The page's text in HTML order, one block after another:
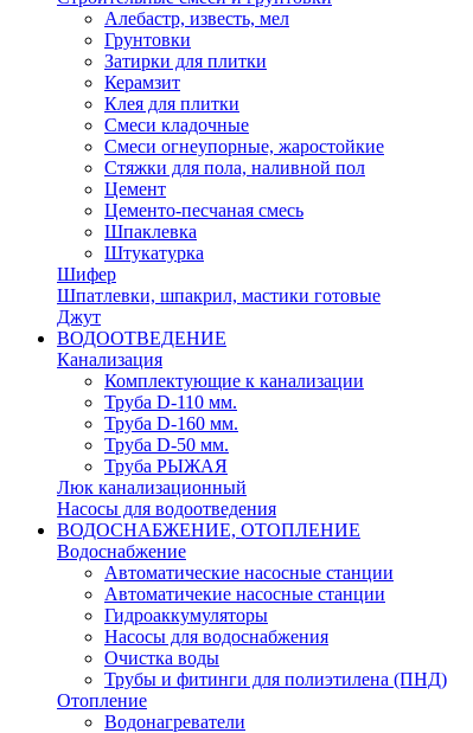
Алебастр, известь, мел
Грунтовки
Затирки для плитки
Керамзит
Клея для плитки
Смеси кладочные
Смеси огнеупорные, жаростойкие
Стяжки для пола, наливной пол
Цемент
Цементо-песчаная смесь
Шпаклевка
Штукатурка
Шифер
Шпатлевки, шпакрил, мастики готовые
Джут
ВОДООТВЕДЕНИЕ
Канализация
Комплектующие к канализации
Труба D-110 мм.
Труба D-160 мм.
Труба D-50 мм.
Труба РЫЖАЯ
Люк канализационный
Насосы для водоотведения
ВОДОСНАБЖЕНИЕ, ОТОПЛЕНИЕ
Водоснабжение
Автоматичеcкие насосные станции
Автоматичекие насосные станции
Гидроаккумуляторы
Насосы для водоснабжения
Очистка воды
Трубы и фитинги для полиэтилена (ПНД)
Отопление
Водонагреватели